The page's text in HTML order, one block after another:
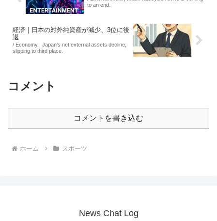
to an end.
経済｜日本の対外純資産が減少、3位に後
退
/ Economy | Japan’s net external assets decline,
slipping to third place.
コメント
コメントを書き込む
ホーム スポーツ
News Chat Log